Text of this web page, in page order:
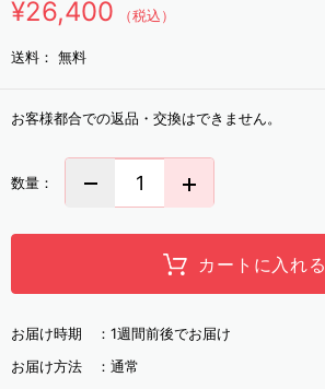
¥26,400 （税込）
送料： 無料
お客様都合での返品・交換はできません。
数量：
カートに入れる
お届け時期 ： 1週間前後でお届け
お届け方法 ： 通常